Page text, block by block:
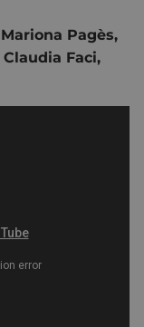
Mariona Pagès,
Claudia Faci,